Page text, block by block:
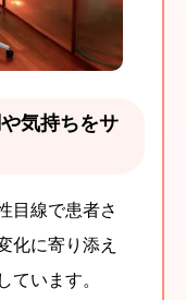
気持ちをサ
目線で患者さ
化に寄り添え
います。